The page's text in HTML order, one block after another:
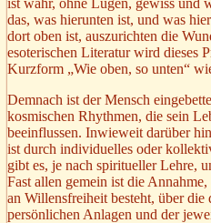
das, was hierunten ist, und was
dort oben ist, auszurichten die
esoterischen Literatur wird dieses
Kurzform „Wie oben, so unten“
Demnach ist der Mensch
kosmischen Rhythmen, die sein
beeinflussen. Inwieweit darüber
ist durch individuelles oder
gibt es, je nach spiritueller Lehre,
Fast allen gemein ist die
an Willensfreiheit besteht, über
persönlichen Anlagen und der